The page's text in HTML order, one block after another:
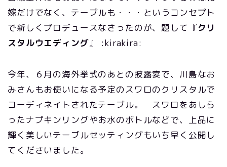
嫁だけでなく、テーブルも・・・というコンセプト
で新しくプロデュースなさったのが、題して『クリ
スタルウエディング』 :kirakira:
今年、６月の海外挙式のあとの披露宴で、川島なお
みさんもお使いになる予定のスワロのクリスタルで
コーディネイトされたテーブル。 スワロをあしら
ったナプキンリングやお水のボトルなどで、上品に
輝く美しいテーブルセッティングもいち早く公開し
てくださいました。